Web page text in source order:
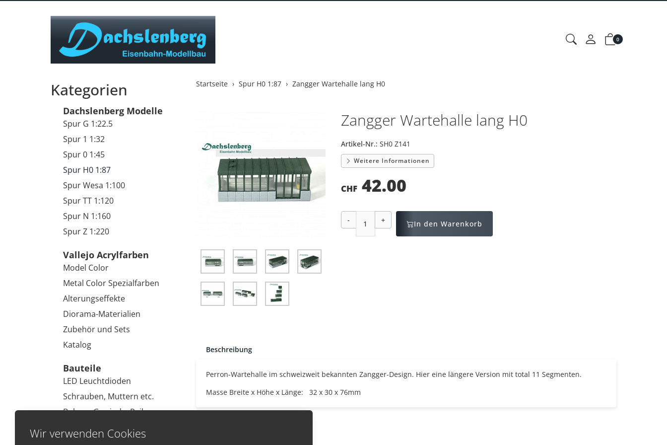
Wir verwenden Cookies
0
Startseite Spur H0 1:87 Zangger Wartehalle lang H0
Zangger Wartehalle lang H0
Artikel-Nr.: SH0 Z141
Weitere Informationen
CHF 42.00
- + In den Warenkorb
Beschreibung
Perron-Wartehalle im schweizweit bekannten Zangger-Design. Hier eine längere Version mit total 11 Segmenten.
Masse Breite x Höhe x Länge: 32 x 30 x 76mm
Kategorien
Dachslenberg Modelle
Spur G 1:22.5
Spur 1 1:32
Spur 0 1:45
Spur H0 1:87
Spur Wesa 1:100
Spur TT 1:120
Spur N 1:160
Spur Z 1:220
Vallejo Acrylfarben
Model Color
Metal Color Spezialfarben
Alterungseffekte
Diorama-Materialien
Zubehör und Sets
Katalog
Bauteile
LED Leuchtdioden
Schrauben, Muttern etc.
Bohrer, Gewinde, Reiben
Kleinwerkzeug